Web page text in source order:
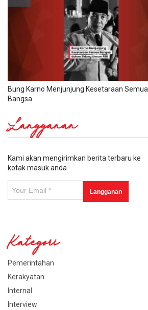
Bung Karno Menjunjung Kesetaraan Semua
Bangsa
Langganan
Kami akan mengirimkan berita terbaru ke
kotak masuk anda
Kategori
Pemerintahan
Kerakyatan
Internal
Interview